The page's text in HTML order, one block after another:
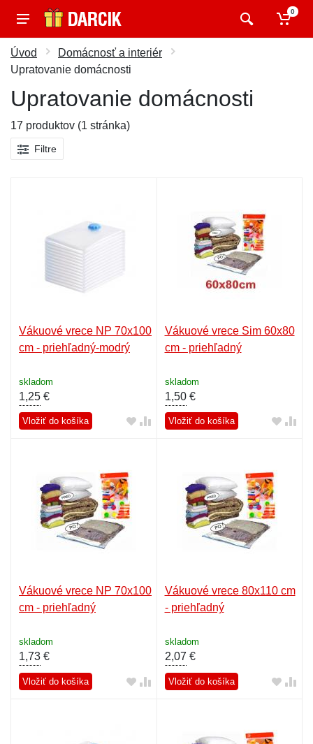
0
Úvod
Domácnosť a interiér
Upratovanie domácnosti
Upratovanie domácnosti
17 produktov (1 stránka)
Filtre
Vákuové vrece NP 70x100
cm - priehľadný-modrý
skladom
1,25 €
Vložiť do košíka
Vákuové vrece Sim 60x80
cm - priehľadný
skladom
1,50€
Vložiť do košíka
Vákuové vrece NP 70x100
cm - priehľadný
skladom
1,73 €
Vložiť do košíka
Vákuové vrece 80x110 cm
- priehľadný
skladom
2,07 €
Vložiť do košíka